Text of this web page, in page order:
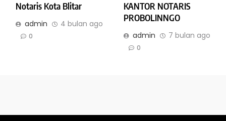
Notaris Kota Blitar
admin 4 bulan ago
0
KANTOR NOTARIS
PROBOLINNGO
admin 7 bulan ago
0
BENGKEL LAS AMR